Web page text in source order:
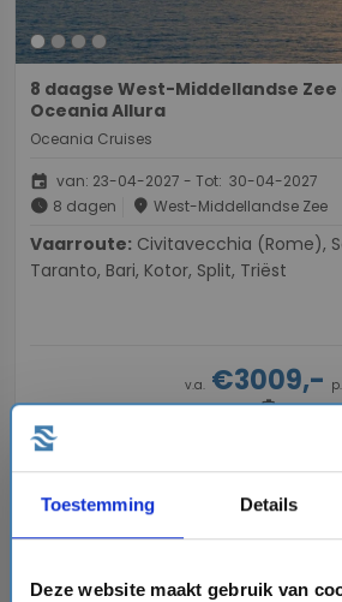
Toestemming Details
Deze website maakt gebruik van
8 daagse West-Middellandse
Oceania Allura
Oceania Cruises
event van: 23-04-2027 - Tot: 30-04-2027
schedule 8 dagen place West-Middellandse Zee
Vaarroute:
Taranto, Bari, Kotor, Split, Triëst
v.a. €3009,-
directions_boat
sell Cruise - Tot 50% korting en extra's
#Luxe cruises #Nieuwe schepen #Adults